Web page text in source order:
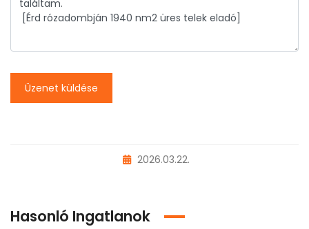
Üzenet küldése
2026.03.22.
Hasonló Ingatlanok